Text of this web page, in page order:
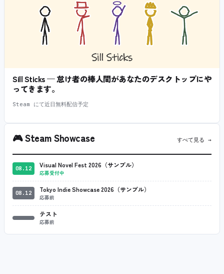
Sill Sticks — 怠け者の棒人間があなたのデスクトップにや
ってきます。
Steam にて近日無料配信予定
🎮Steam Showcase すべて見る →
08.12 Visual Novel Fest 2026（サンプル）
応募受付中
08.12 Tokyo Indie Showcase 2026（サンプル）
応募前
テスト
応募前